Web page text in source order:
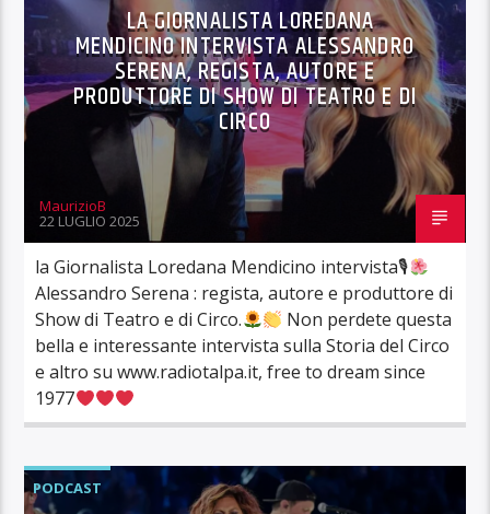
LA GIORNALISTA LOREDANA
MENDICINO INTERVISTA ALESSANDRO
SERENA, REGISTA, AUTORE E
PRODUTTORE DI SHOW DI TEATRO E DI
CIRCO
MaurizioB
22 LUGLIO 2025
la Giornalista Loredana Mendicino intervista🎙
Alessandro Serena : regista, autore e produttore di
Show di Teatro e di Circo.
Non perdete questa
bella e interessante intervista sulla Storia del Circo
e altro su www.radiotalpa.it, free to dream since
1977
PODCAST